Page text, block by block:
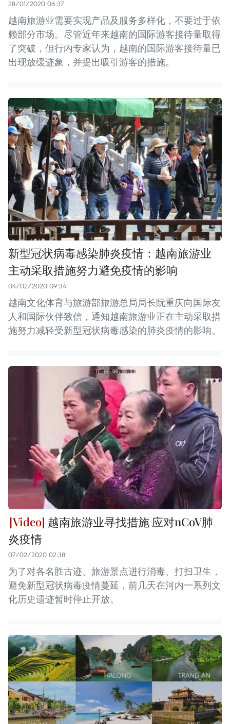
28/01/2020 06:37
越南旅游业需要实现产品及服务多样化，不要过于依
赖部分市场。尽管近年来越南的国际游客接待量取得
了突破，但行内专家认为，越南的国际游客接待量已
出现放缓迹象，并提出吸引游客的措施。
新型冠状病毒感染肺炎疫情：越南旅游业
主动采取措施努力避免疫情的影响
04/02/2020 09:34
越南文化体育与旅游部旅游总局局长阮重庆向国际友
人和国际伙伴致信，通知越南旅游业正在主动采取措
施努力减轻受新型冠状病毒感染的肺炎疫情的影响。
越南旅游业寻找措施 应对nCoV肺
炎疫情
07/02/2020 02:38
为了对各名胜古迹、旅游景点进行消毒、打扫卫生，
避免新型冠状病毒疫情蔓延，前几天在河内一系列文
化历史遗迹暂时停止开放。